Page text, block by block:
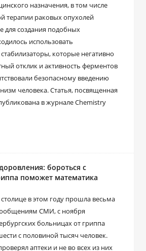
назначения, в том числе
терапии раковых опухолей
для создания подобных
использовать
которые негативно
отклик и активность ферментов
безопасному введению
человека. Статья, посвященная
в журнале Chemistry
бороться с
поможет математика
в этом году прошла весьма
СМИ, с ноября
больницах от гриппа
с половиной тысяч человек.
аптеки и не во всех из них